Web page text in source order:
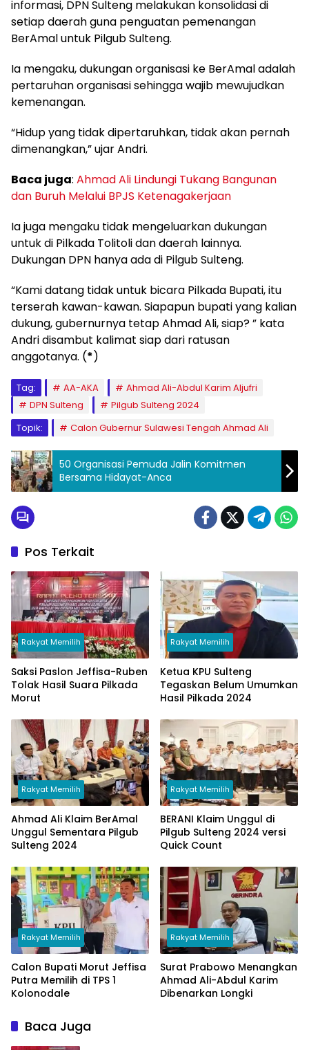
informasi, DPN Sulteng melakukan konsolidasi di
setiap daerah guna penguatan pemenangan
BerAmal untuk Pilgub Sulteng.
Ia mengaku, dukungan organisasi ke BerAmal adalah
pertaruhan organisasi sehingga wajib mewujudkan
kemenangan.
“Hidup yang tidak dipertaruhkan, tidak akan pernah
dimenangkan,” ujar Andri.
Baca juga: Ahmad Ali Lindungi Tukang Bangunan
dan Buruh Melalui BPJS Ketenagakerjaan
Ia juga mengaku tidak mengeluarkan dukungan
untuk di Pilkada Tolitoli dan daerah lainnya.
Dukungan DPN hanya ada di Pilgub Sulteng.
“Kami datang tidak untuk bicara Pilkada Bupati, itu
terserah kawan-kawan. Siapapun bupati yang kalian
dukung, gubernurnya tetap Ahmad Ali, siap? ” kata
Andri disambut kalimat siap dari ratusan
anggotanya. (*)
Tag: AA-AKA
Ahmad Ali-Abdul Karim Aljufri
DPN Sulteng
Pilgub Sulteng 2024
Topik:
Calon Gubernur Sulawesi Tengah Ahmad Ali
50 Organisasi Pemuda Jalin Komitmen
Bersama Hidayat-Anca
Pos Terkait
Rakyat Memilih
Saksi Paslon Jeffisa-Ruben
Tolak Hasil Suara Pilkada
Morut
Rakyat Memilih
Ketua KPU Sulteng
Tegaskan Belum Umumkan
Hasil Pilkada 2024
Rakyat Memilih
Ahmad Ali Klaim BerAmal
Unggul Sementara Pilgub
Sulteng 2024
Rakyat Memilih
BERANI Klaim Unggul di
Pilgub Sulteng 2024 versi
Quick Count
Rakyat Memilih
Calon Bupati Morut Jeffisa
Putra Memilih di TPS 1
Kolonodale
Rakyat Memilih
Surat Prabowo Menangkan
Ahmad Ali-Abdul Karim
Dibenarkan Longki
Baca Juga